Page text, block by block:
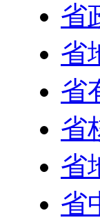
省
省
省
省
省
省